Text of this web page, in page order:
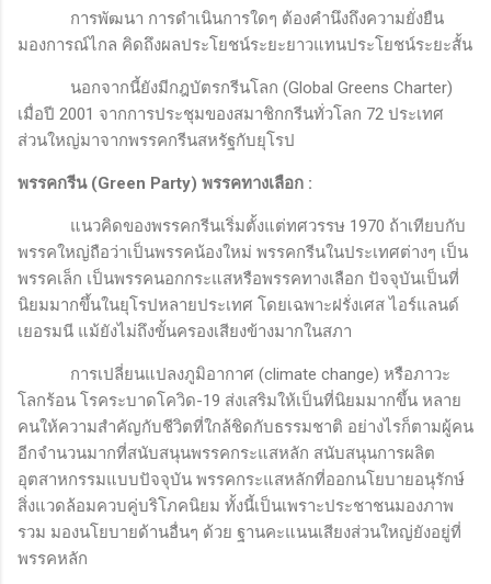
การพัฒนา การดำเนินการใดๆ ต้องคำนึงถึงความยั่งยืน
มองการณ์ไกล คิดถึงผลประโยชน์ระยะยาวแทนประโยชน์ระยะสั้น
นอกจากนี้ยังมีกฎบัตรกรีนโลก (Global Greens Charter)
เมื่อปี 2001 จากการประชุมของสมาชิกกรีนทั่วโลก 72 ประเทศ
ส่วนใหญ่มาจากพรรคกรีนสหรัฐกับยุโรป
พรรคกรีน (Green Party) พรรคทางเลือก :
แนวคิดของพรรคกรีนเริ่มตั้งแต่ทศวรรษ 1970 ถ้าเทียบกับ
พรรคใหญ่ถือว่าเป็นพรรคน้องใหม่ พรรคกรีนในประเทศต่างๆ เป็น
พรรคเล็ก เป็นพรรคนอกกระแสหรือพรรคทางเลือก ปัจจุบันเป็นที่
นิยมมากขึ้นในยุโรปหลายประเทศ โดยเฉพาะฝรั่งเศส ไอร์แลนด์
เยอรมนี แม้ยังไม่ถึงขั้นครองเสียงข้างมากในสภา
การเปลี่ยนแปลงภูมิอากาศ (climate change) หรือภาวะ
โลกร้อน โรคระบาดโควิด-19 ส่งเสริมให้เป็นที่นิยมมากขึ้น หลาย
คนให้ความสำคัญกับชีวิตที่ใกล้ชิดกับธรรมชาติ อย่างไรก็ตามผู้คน
อีกจำนวนมากที่สนับสนุนพรรคกระแสหลัก สนับสนุนการผลิต
อุตสาหกรรมแบบปัจจุบัน พรรคกระแสหลักที่ออกนโยบายอนุรักษ์
สิ่งแวดล้อมควบคู่บริโภคนิยม ทั้งนี้เป็นเพราะประชาชนมองภาพ
รวม มองนโยบายด้านอื่นๆ ด้วย ฐานคะแนนเสียงส่วนใหญ่ยังอยู่ที่
พรรคหลัก